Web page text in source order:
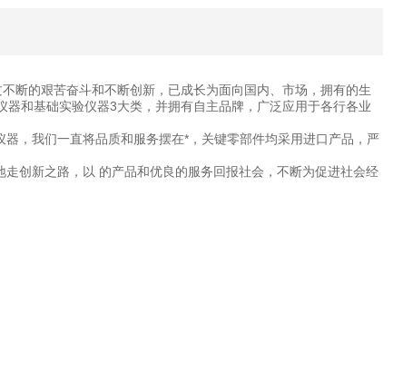
断的艰苦奋斗和不断创新，已成长为面向国内、市场，拥有的生
和基础实验仪器3大类，并拥有自主品牌，广泛应用于各行各业
，我们一直将品质和服务摆在*，关键零部件均采用进口产品，严
创新之路，以 的产品和优良的服务回报社会，不断为促进社会经